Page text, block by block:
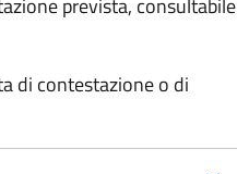
prevista, consultabile
di contestazione o di